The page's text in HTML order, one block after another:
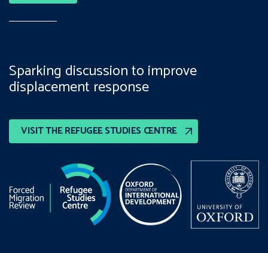
VISIT THE REFUGEE STUDIES CENTRE
Sparking discussion to improve
displacement response